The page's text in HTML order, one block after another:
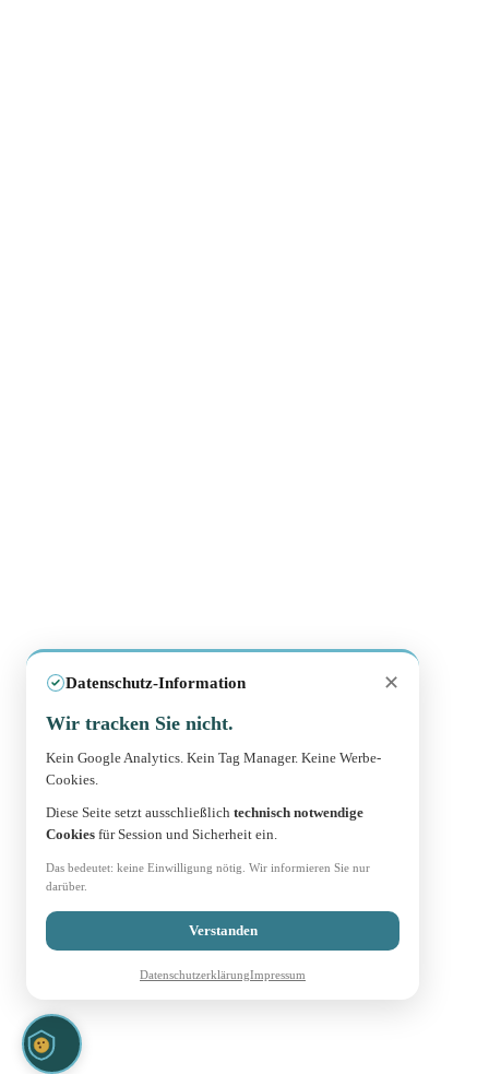
Datenschutz-Information
✕
Wir tracken Sie nicht.
Kein Google Analytics. Kein Tag Manager. Keine Werbe-
Cookies.
Diese Seite setzt ausschließlich technisch notwendige
Cookies für Session und Sicherheit ein.
Das bedeutet: keine Einwilligung nötig. Wir informieren Sie nur
darüber.
Verstanden
DatenschutzerklärungImpressum